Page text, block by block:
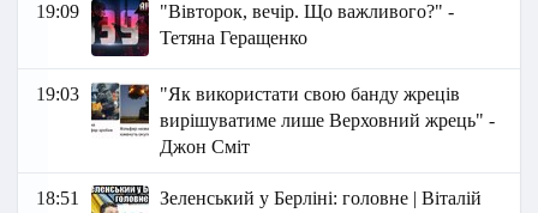
19:09
"Вівторок, вечір. Що важливого?" -
Тетяна Геращенко
19:03
"Як використати свою банду жреців
вирішуватиме лише Верховний жрець" -
Джон Сміт
18:51
Зеленський у Берліні: головне | Віталій